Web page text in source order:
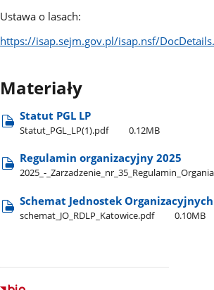
Ustawa o lasach:
https://isap.sejm.gov.pl/isap.nsf/
Materiały
Statut PGL LP
Statut​_PGL​_LP(1).pdf 0.12MB
Regulamin organizacyjny 2025
2025​_-​
Schemat Jednostek
schemat​_JO​_RDLP​_Katowice.pdf 0.10MB